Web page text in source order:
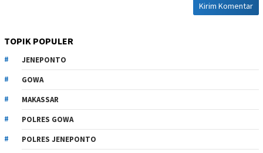
TOPIK POPULER
JENEPONTO
GOWA
MAKASSAR
POLRES GOWA
POLRES JENEPONTO